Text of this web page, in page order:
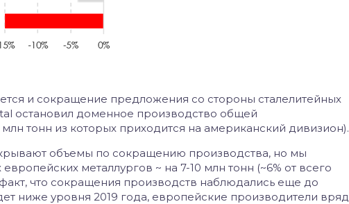
и сокращение предложения со стороны сталелитейных
остановил доменное производство общей
млн тонн из которых приходится на американский дивизион).
объемы по сокращению производства, но мы
металлургов ~ на 7-10 млн тонн (~6% от всего
что сокращения производств наблюдались еще до
ниже уровня 2019 года, европейские производители вряд